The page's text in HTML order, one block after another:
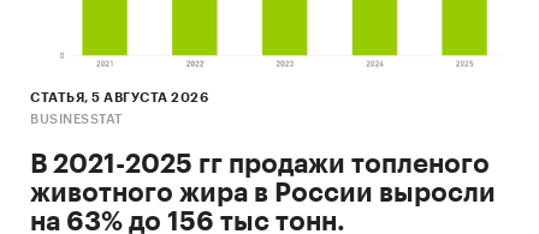
Темпы прироста за месяц в 2025 году в
федерального округа
Розничная цена за последний доступный
СТАТЬЯ, 5 АВГУСТА 2026
BUSINESSTAT
В 2021-2025 гг продажи топленого
животного жира в России выросли
на 63% до 156 тыс тонн.